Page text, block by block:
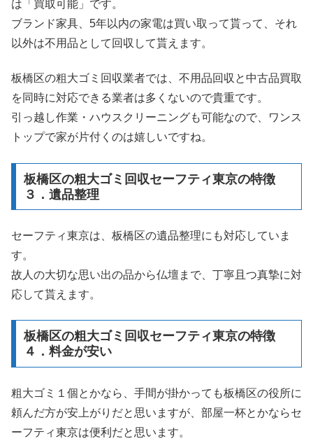
は「買取可能」です。
ブランド家具、5年以内の家電は買い取って貰って、それ
以外は不用品として回収して貰えます。
板橋区の粗大ゴミ回収業者では、不用品回収と中古品買取
を同時に対応できる業者は多くないので貴重です。
引っ越し作業・ハウスクリーニングも可能なので、ワンス
トップで家が片付くのは嬉しいですね。
板橋区の粗大ゴミ回収セーフティ東京の特徴
３．遺品整理
セーフティ東京は、板橋区の遺品整理にも対応していま
す。
故人の大切な思い出の品から仏壇まで、丁寧且つ真摯に対
応して貰えます。
板橋区の粗大ゴミ回収セーフティ東京の特徴
４．料金が安い
粗大ゴミ１個とかなら、手間が掛かっても板橋区の役所に
頼んだ方が安上がりだと思いますが、部屋一杯とかならセ
ーフティ東京は便利だと思います。